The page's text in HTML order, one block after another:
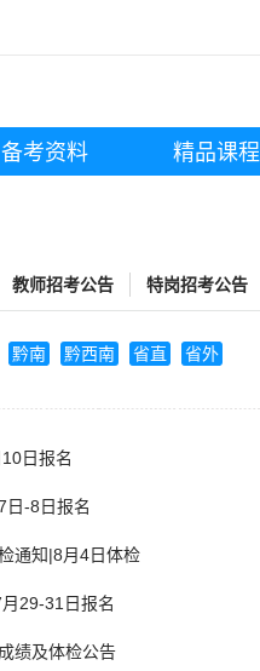
备考资料 精品课程
教师招考公告 特岗招考公告
黔南 黔西南 省直 省外
日报名
日-8日报名
通知|8月4日体检
29-31日报名
绩及体检公告